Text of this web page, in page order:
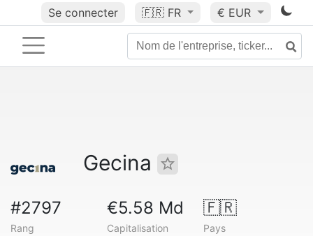
Se connecter 🇫🇷 FR € EUR
Gecina
#2797
Rang
€5.58 Md
Capitalisation
🇫🇷
Pays